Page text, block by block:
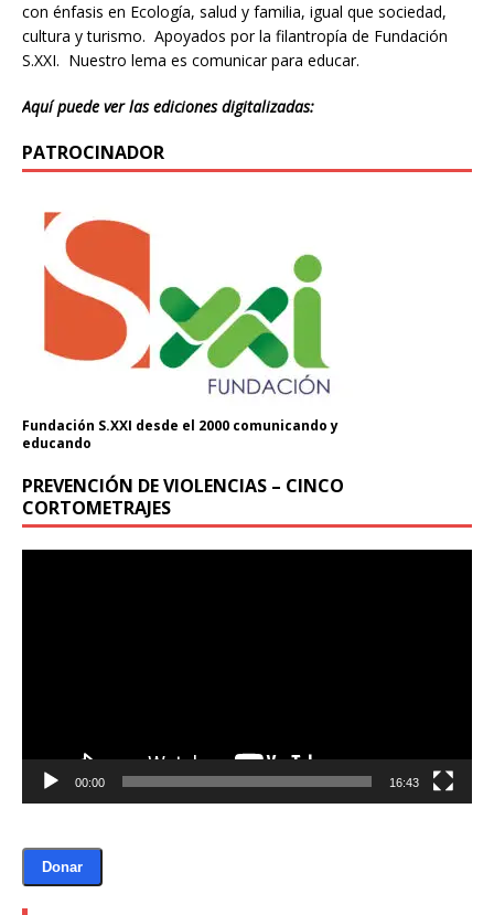
con énfasis en Ecología, salud y familia, igual que sociedad,
cultura y turismo. Apoyados por la filantropía de Fundación
S.XXI. Nuestro lema es comunicar para educar.
Aquí puede ver las ediciones digitalizadas:
PATROCINADOR
Fundación S.XXI desde el 2000 comunicando y
educando
PREVENCIÓN DE VIOLENCIAS – CINCO
CORTOMETRAJES
00:00 16:43
Donar